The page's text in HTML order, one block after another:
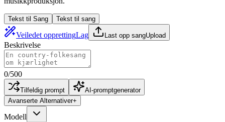
Tekst til Sang Tekst til sang
Veiledet opprettingLag Last opp sangUpload
Beskrivelse
0/500
Tilfeldig prompt
AI-promptgenerator
Avanserte Alternativer+
Modell